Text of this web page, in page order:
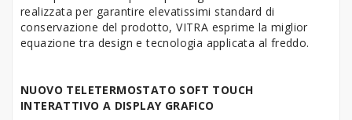
realizzata per garantire elevatissimi standard di
conservazione del prodotto, VITRA esprime la miglior
equazione tra design e tecnologia applicata al freddo.
NUOVO TELETERMOSTATO SOFT TOUCH
INTERATTIVO A DISPLAY GRAFICO